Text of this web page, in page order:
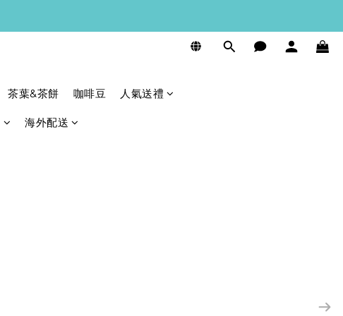
茶葉&茶餅 咖啡豆 人氣送禮
海外配送